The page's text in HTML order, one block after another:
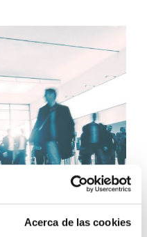
Acerca de las cookies